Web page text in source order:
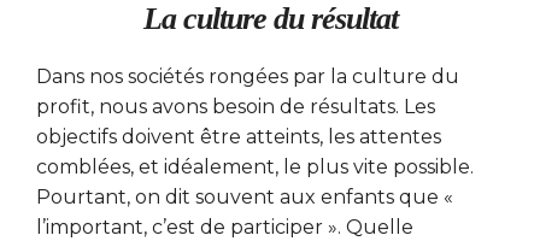
La culture du résultat
Dans nos sociétés rongées par la culture du
profit, nous avons besoin de résultats. Les
objectifs doivent être atteints, les attentes
comblées, et idéalement, le plus vite possible.
Pourtant, on dit souvent aux enfants que «
l’important, c’est de participer ». Quelle